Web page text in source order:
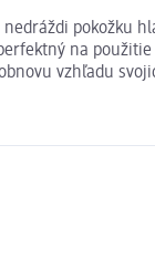
pokožku
na
vzhľadu